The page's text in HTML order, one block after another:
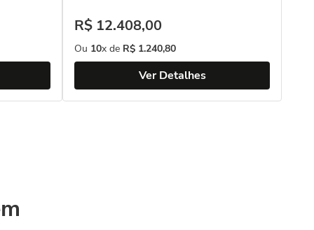
R$ 12.408,00
Ou 10x de R$ 1.240,80
Ver Detalhes